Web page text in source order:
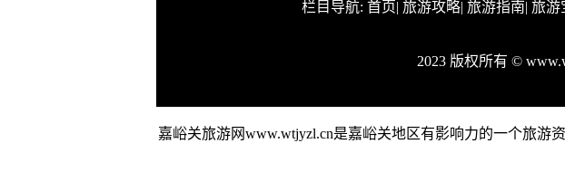
栏目导航: 首页| 旅游攻略| 旅游指南| 旅游
2023 版权所有 ©
嘉峪关旅游网www.wtjyzl.cn是嘉峪关地区有影响力的一个旅游